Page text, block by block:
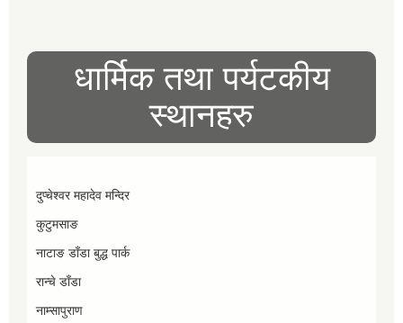
धार्मिक तथा पर्यटकीय
स्थानहरु
दुप्चेश्वर महादेव मन्दिर
कुटुमसाङ
नाटाङ डाँडा बुद्ध पार्क
रान्चे डाँडा
नाम्सापुराण